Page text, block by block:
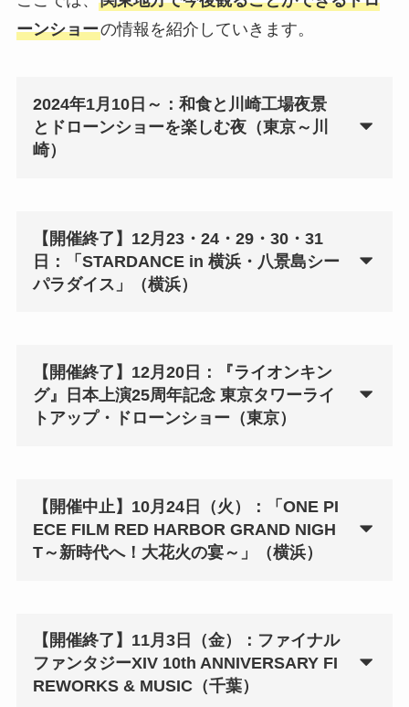
ーンショーの情報を紹介していきます。
2024年1月10日～：和⾷と川崎⼯場夜景
とドローンショーを楽しむ夜（東京～川
崎）
【開催終了】12月23・24・29・30・31
日：「STARDANCE in 横浜・八景島シー
パラダイス」（横浜）
【開催終了】12月20日：『ライオンキン
グ』日本上演25周年記念 東京タワーライ
トアップ・ドローンショー（東京）
【開催中止】10月24日（火）：「ONE PI
ECE FILM RED HARBOR GRAND NIGH
T～新時代へ！大花火の宴～」（横浜）
【開催終了】11月3日（金）：ファイナル
ファンタジーXIV 10th ANNIVERSARY FI
REWORKS & MUSIC（千葉）